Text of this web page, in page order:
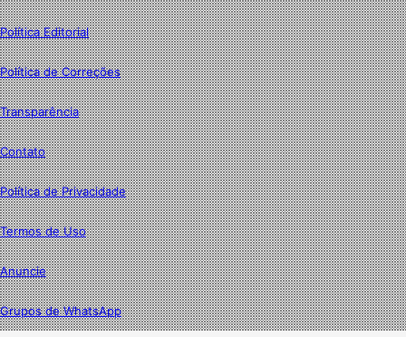
Política Editorial
Política de Correções
Transparência
Contato
Política de Privacidade
Termos de Uso
Anuncie
Grupos de WhatsApp